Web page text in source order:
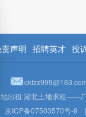
声明 招聘英才 投
出租 湖北土地求租——
京ICP备07503570号-9